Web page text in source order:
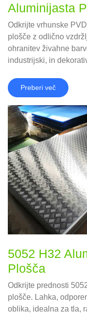
Aluminijasta
Odkrijte vrhunske
plošče z odlično
ohranitev živahne
industrijski, in
Preberi več
5052 H32
Plošča
Odkrijte prednosti
plošče. Lahka,
oblika, idealna za tla,